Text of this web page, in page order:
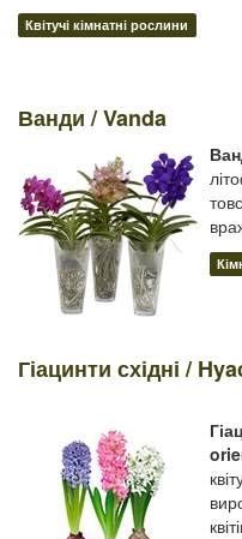
Квітучі кімнатні рослини
Ванди / Vanda
Гіацинти східні /